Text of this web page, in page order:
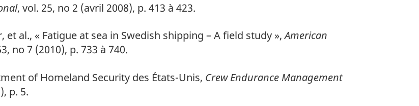
, vol. 25, no 2 (avril 2008), p. 413 à 423.
et al., « Fatigue at sea in Swedish shipping – A field study »,American
no 7 (2010), p. 733 à 740.
of Homeland Security des États-Unis, Crew Endurance Management
p. 5.